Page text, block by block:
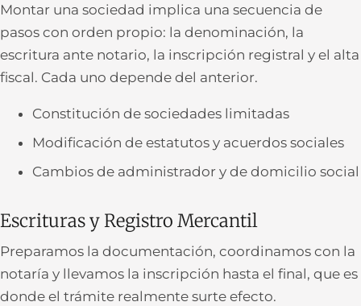
Montar una sociedad implica una secuencia de
pasos con orden propio: la denominación, la
escritura ante notario, la inscripción registral y el alta
fiscal. Cada uno depende del anterior.
Constitución de sociedades limitadas
Modificación de estatutos y acuerdos sociales
Cambios de administrador y de domicilio social
Escrituras y Registro Mercantil
Preparamos la documentación, coordinamos con la
notaría y llevamos la inscripción hasta el final, que es
donde el trámite realmente surte efecto.